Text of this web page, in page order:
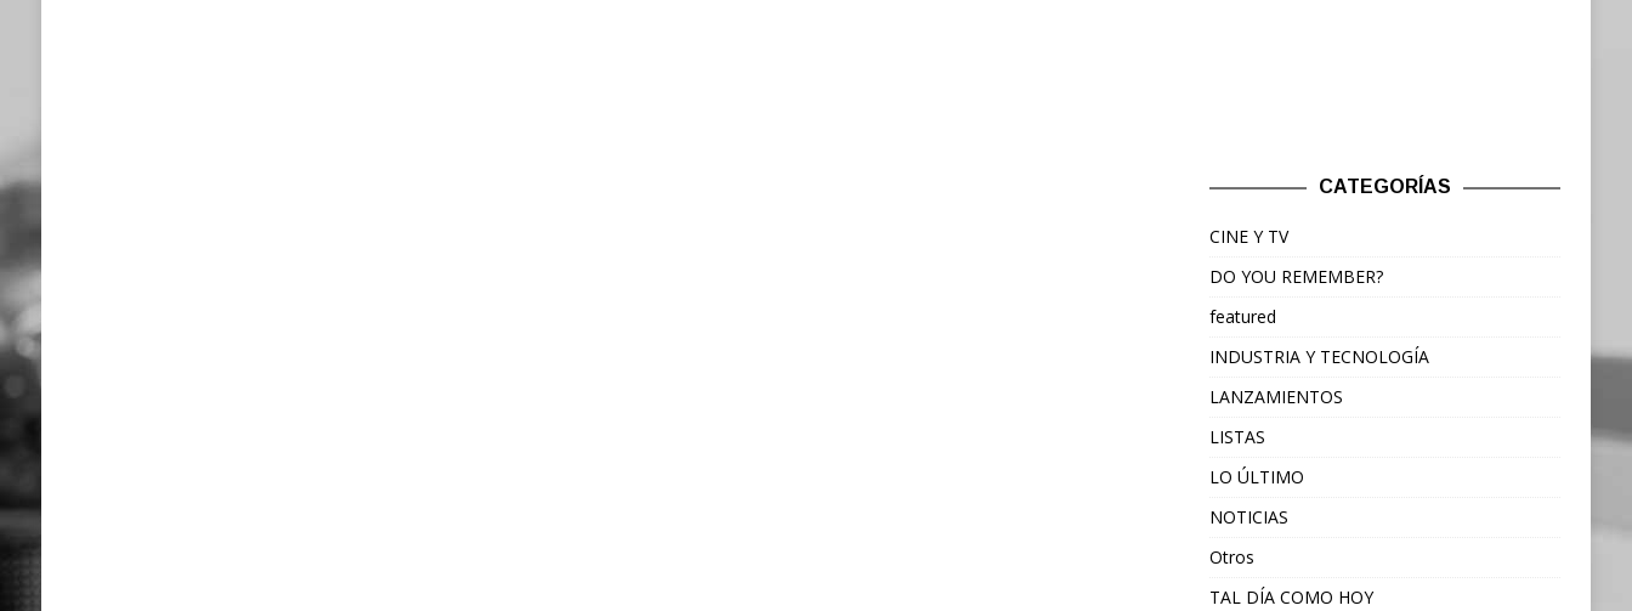
CATEGORÍAS
CINE Y TV
DO YOU REMEMBER?
featured
INDUSTRIA Y TECNOLOGÍA
LANZAMIENTOS
LISTAS
LO ÚLTIMO
NOTICIAS
Otros
TAL DÍA COMO HOY